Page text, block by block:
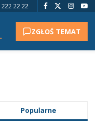
22 22
ZGŁOŚ TEMAT
Popularne